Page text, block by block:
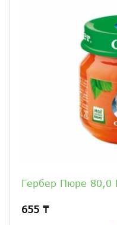
Гербер Пюре 80,0
655 ₸